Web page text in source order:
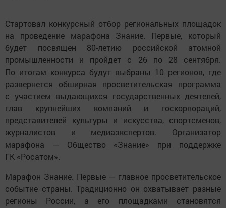
Стартовал конкурсный отбор региональных площадок
на проведение марафона Знание. Первые, который
будет посвящен 80-летию российской атомной
промышленности и пройдет с 26 по 28 сентября.
По итогам конкурса будут выбраны 10 регионов, где
развернется обширная просветительская программа
с участием выдающихся государственных деятелей,
глав крупнейших компаний и госкорпораций,
представителей культуры и искусства, спортсменов,
журналистов и медиаэкспертов. Организатор
марафона — Общество «Знание» при поддержке
ГК «Росатом».
Марафон Знание. Первые — главное просветительское
событие страны. Традиционно он охватывает разные
регионы России, а его площадками становятся